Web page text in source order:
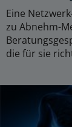
Eine
zu Abnehm-
die für sie